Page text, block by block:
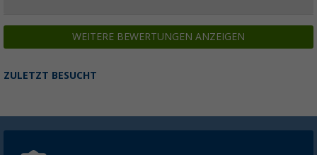
WEITERE BEWERTUNGEN ANZEIGEN
ZULETZT BESUCHT